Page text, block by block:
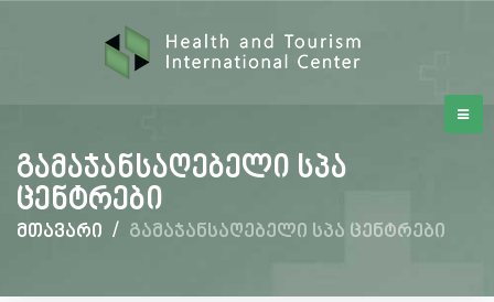
გამაჯანსაღებელი სპა
ცენტრები
მთავარი / გამაჯანსაღებელი სპა ცენტრები